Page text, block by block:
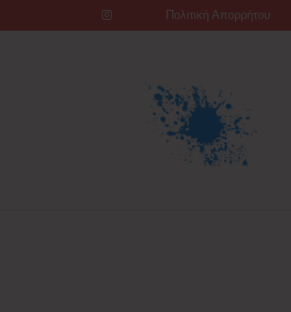
to
Πολιτική Απορρήτου